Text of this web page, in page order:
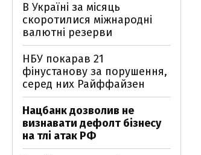
В Україні за місяць
скоротилися міжнародні
валютні резерви
НБУ покарав 21
фінустанову за порушення,
серед них Райффайзен
Нацбанк дозволив не
визнавати дефолт бізнесу
на тлі атак РФ